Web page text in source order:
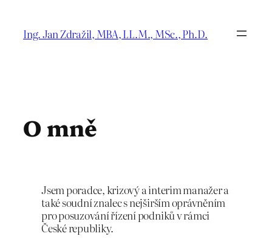
obsahIng. Jan Zdražil, MBA, LL.M., MSc., Ph.D.
O mně
Jsem poradce, krizový a interim manažer a
také soudní znalec s nejširším oprávněním
pro posuzování řízení podniků v rámci
České republiky.